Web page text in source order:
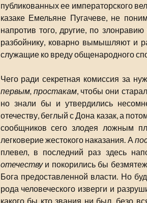
публикованных ее императорского
казаке Емельяне Пугачеве, не
напротив того, другие, по
разбойнику, коварно вымышляют и
служащие ко вреду общенародного
Чего ради секретная комиссия за
первым, простакам, чтобы они
но знали бы и утвердились
отечеству, беглый с Дона казак, а
сообщников сего злодея ложным
легковерие жестокого наказания. А
плевел, в последний раз здесь
отечествуи покорились бы
Бога предоставленной власти. Но
рода человеческого изверги и
какого бы кто звания ни был, безо